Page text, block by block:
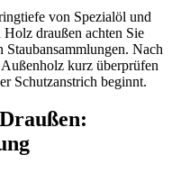
von Spezialöl und
draußen achten Sie
Nach
kurz überprüfen
Schutzanstrich beginnt.